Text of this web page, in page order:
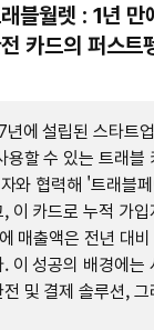
블월렛 : 1년
카드의 퍼스트
에 설립된 스타트
용할 수 있는 트래블
와 협력해 '트래블
, 이 카드로 누적 가
매출액은 전년 대
이 성공의 배경에는
및 결제 솔루션, 그